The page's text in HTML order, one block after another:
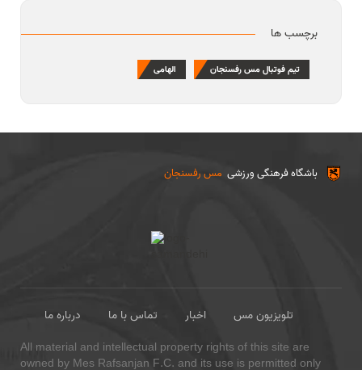
برچسب ها
تیم فوتبال مس رفسنجان الهامی
مس رفسنجان باشگاه فرهنگی ورزشی
درباره ما تماس با ما اخبار
تلویزیون مس
All material and intellectual property rights of this site are
owned by Mes Rafsanjan F.C. and its use is permitted only